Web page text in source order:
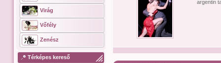
Virág
Vőfély
Zenész
Térképes kereső
argentin